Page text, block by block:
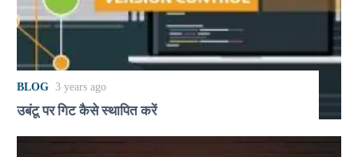
BLOG 3 years ago
उबंटू पर गिट कैसे स्थापित करें